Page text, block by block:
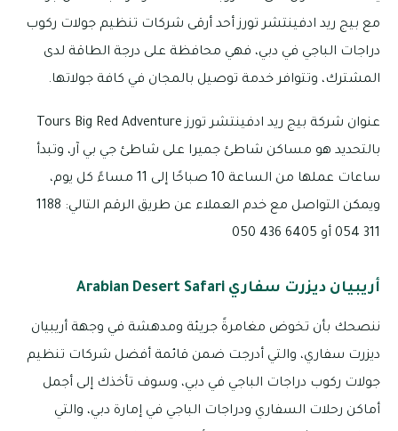
مع بيج ريد ادفينتشر تورز أحد أرقى شركات تنظيم جولات ركوب
دراجات الباجي في دبي، فهي محافظة على درجة الطاقة لدى
المشترك، وتتوافر خدمة توصيل بالمجان في كافة جولاتها.
عنوان شركة بيج ريد ادفينتشر تورز Tours Big Red Adventure
بالتحديد هو مساكن شاطئ جميرا على شاطئ جي بي آر، وتبدأ
ساعات عملها من الساعة 10 صباحًا إلى 11 مساءً كل يوم،
ويمكن التواصل مع خدم العملاء عن طريق الرقم التالي: 1188
311 054 أو 6405 436 050
أريبيان ديزرت سفاري Arabian Desert Safari
ننصحك بأن تخوض مغامرةً جريئة ومدهشة في وجهة أريبيان
ديزرت سفاري، والتي أدرجت ضمن قائمة أفضل شركات تنظيم
جولات ركوب دراجات الباجي في دبي، وسوف تأخذك إلى أجمل
أماكن رحلات السفاري ودراجات الباجي في إمارة دبي، والتي